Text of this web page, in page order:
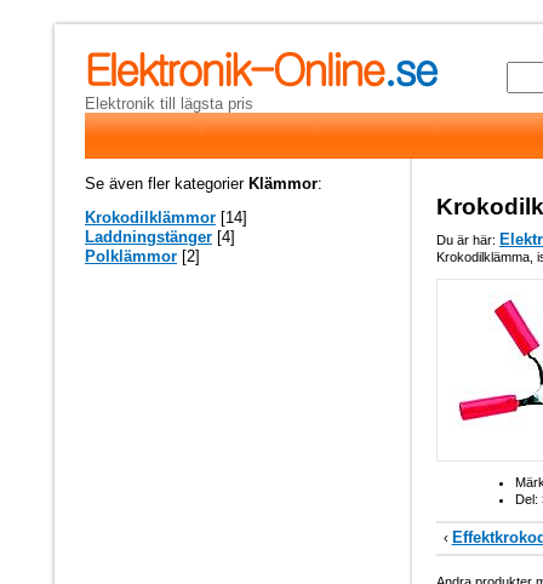
Elektronik till lägsta pris
Du är här:
Krokodilklämma,
Del:
‹
Se även fler kategorier Klämmor:
Krokodilklämmor [14]
Laddningstänger [4]
Polklämmor [2]